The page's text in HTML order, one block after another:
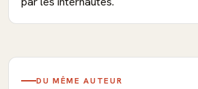
DU MÊME AUTEUR